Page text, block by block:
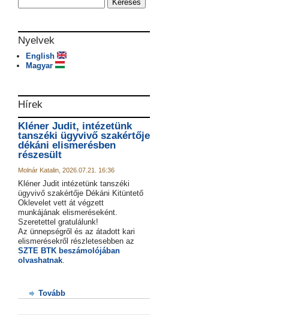
Nyelvek
English
Magyar
Hírek
Kléner Judit, intézetünk
tanszéki ügyvivő szakértője
dékáni elismerésben
részesült
Molnár Katalin, 2026.07.21. 16:36
Kléner Judit intézetünk tanszéki
ügyvivő szakértője Dékáni Kitüntető
Oklevelet vett át végzett
munkájának elismeréseként.
Szeretettel gratulálunk!
Az ünnepségről és az átadott kari
elismerésekről részletesebben az
SZTE BTK beszámolójában
olvashatnak.
Tovább